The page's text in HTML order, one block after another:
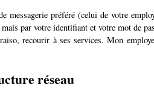
messagerie préféré (celui de votre
mais par votre identifiant et votre mot de
recourir à ses services. Mon
réseau